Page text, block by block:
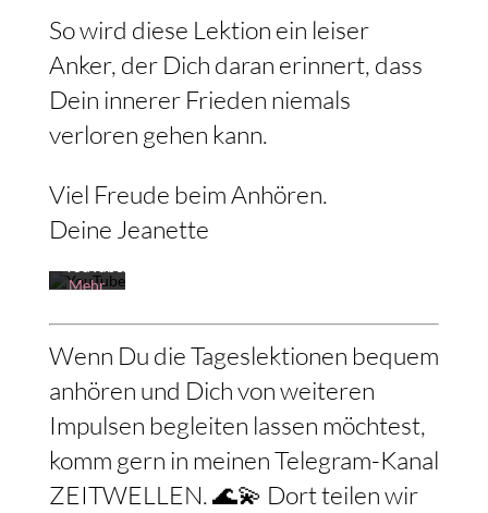
So wird diese Lektion ein leiser
Anker, der Dich daran erinnert, dass
Dein innerer Frieden niemals
verloren gehen kann.
Viel Freude beim Anhören.
Deine Jeanette
Mit
Laden
akzeptieren
Sie die
Datenschutzerklärung
Mehr
Video
laden
YouTube
immer
entsperren
Wenn Du die Tageslektionen bequem
anhören und Dich von weiteren
Impulsen begleiten lassen möchtest,
komm gern in meinen Telegram-Kanal
ZEITWELLEN. 🌊💫 Dort teilen wir